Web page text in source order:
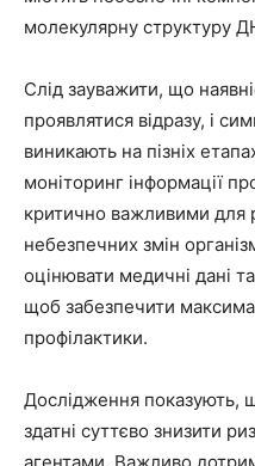
молекулярну структуру
Слід зауважити, що
проявлятися відразу, і
виникають на пізніх
моніторинг інформації
критично важливими для
небезпечних змін
оцінювати медичні дані
щоб забезпечити
профілактики.
Дослідження показують,
здатні суттєво знизити